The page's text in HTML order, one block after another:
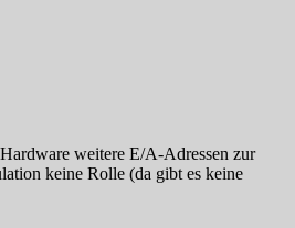
weitere E/A-Adressen zur
keine Rolle (da gibt es keine